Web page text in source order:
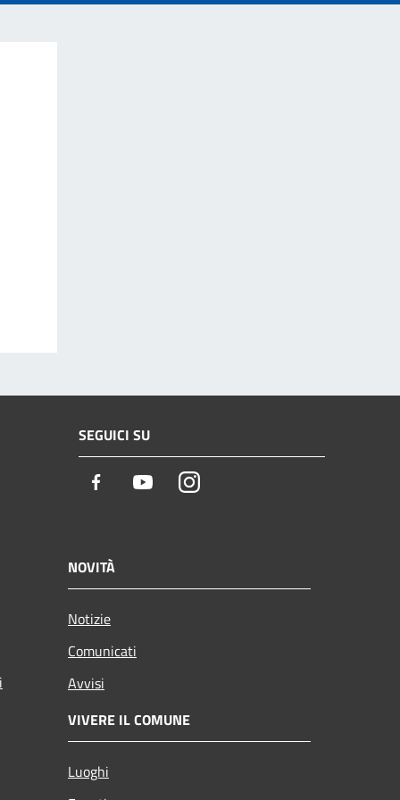
SEGUICI SU
Facebook YoutubeInstagram
NOVITÀ
Notizie
Comunicati
Avvisi
VIVERE IL COMUNE
Luoghi